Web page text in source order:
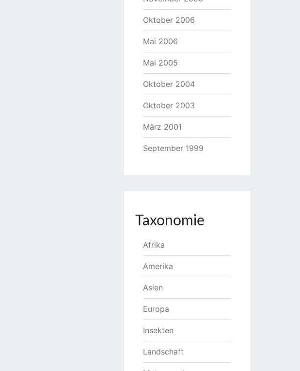
Oktober 2006
Mai 2006
Mai 2005
Oktober 2004
Oktober 2003
März 2001
September 1999
Taxonomie
Afrika
Amerika
Asien
Europa
Insekten
Landschaft